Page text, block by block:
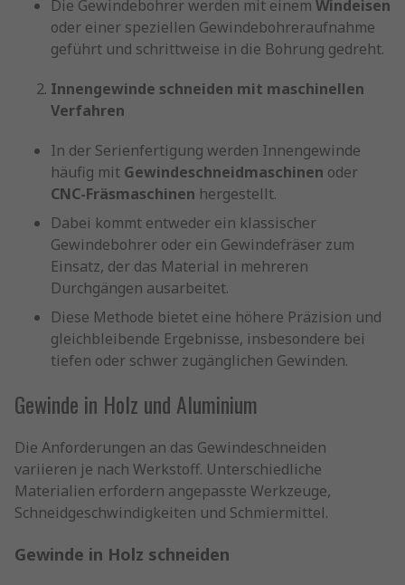
Die Gewindebohrer werden mit einem Windeisen
oder einer speziellen Gewindebohreraufnahme
geführt und schrittweise in die Bohrung gedreht.
Innengewinde schneiden mit maschinellen
Verfahren
In der Serienfertigung werden Innengewinde
häufig mit Gewindeschneidmaschinen oder
CNC-Fräsmaschinen hergestellt.
Dabei kommt entweder ein klassischer
Gewindebohrer oder ein Gewindefräser zum
Einsatz, der das Material in mehreren
Durchgängen ausarbeitet.
Diese Methode bietet eine höhere Präzision und
gleichbleibende Ergebnisse, insbesondere bei
tiefen oder schwer zugänglichen Gewinden.
Gewinde in Holz und Aluminium
Die Anforderungen an das Gewindeschneiden
variieren je nach Werkstoff. Unterschiedliche
Materialien erfordern angepasste Werkzeuge,
Schneidgeschwindigkeiten und Schmiermittel.
Gewinde in Holz schneiden